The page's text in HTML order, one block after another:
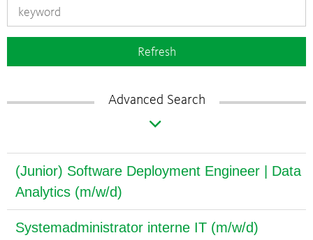
Refresh
Advanced Search
(Junior) Software Deployment Engineer | Data
Analytics (m/w/d)
Systemadministrator interne IT (m/w/d)